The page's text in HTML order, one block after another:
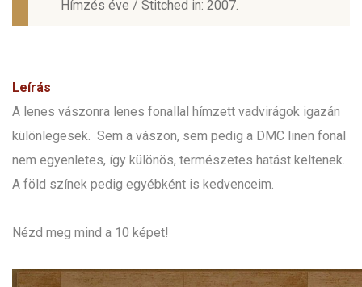
Hímzés éve / Stitched in: 2007.
Leírás
A lenes vászonra lenes fonallal hímzett vadvirágok igazán
különlegesek. Sem a vászon, sem pedig a DMC linen fonal
nem egyenletes, így különös, természetes hatást keltenek.
A föld színek pedig egyébként is kedvenceim.
Nézd meg mind a 10 képet!